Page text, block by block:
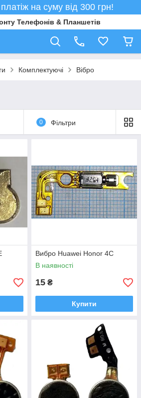
на суму від 300 грн!
Телефонів & Планшетів
Комплектуючі Вібро
0 Фільтри
Вибро Huawei Honor 4C
В наявності
15 ₴
Купити